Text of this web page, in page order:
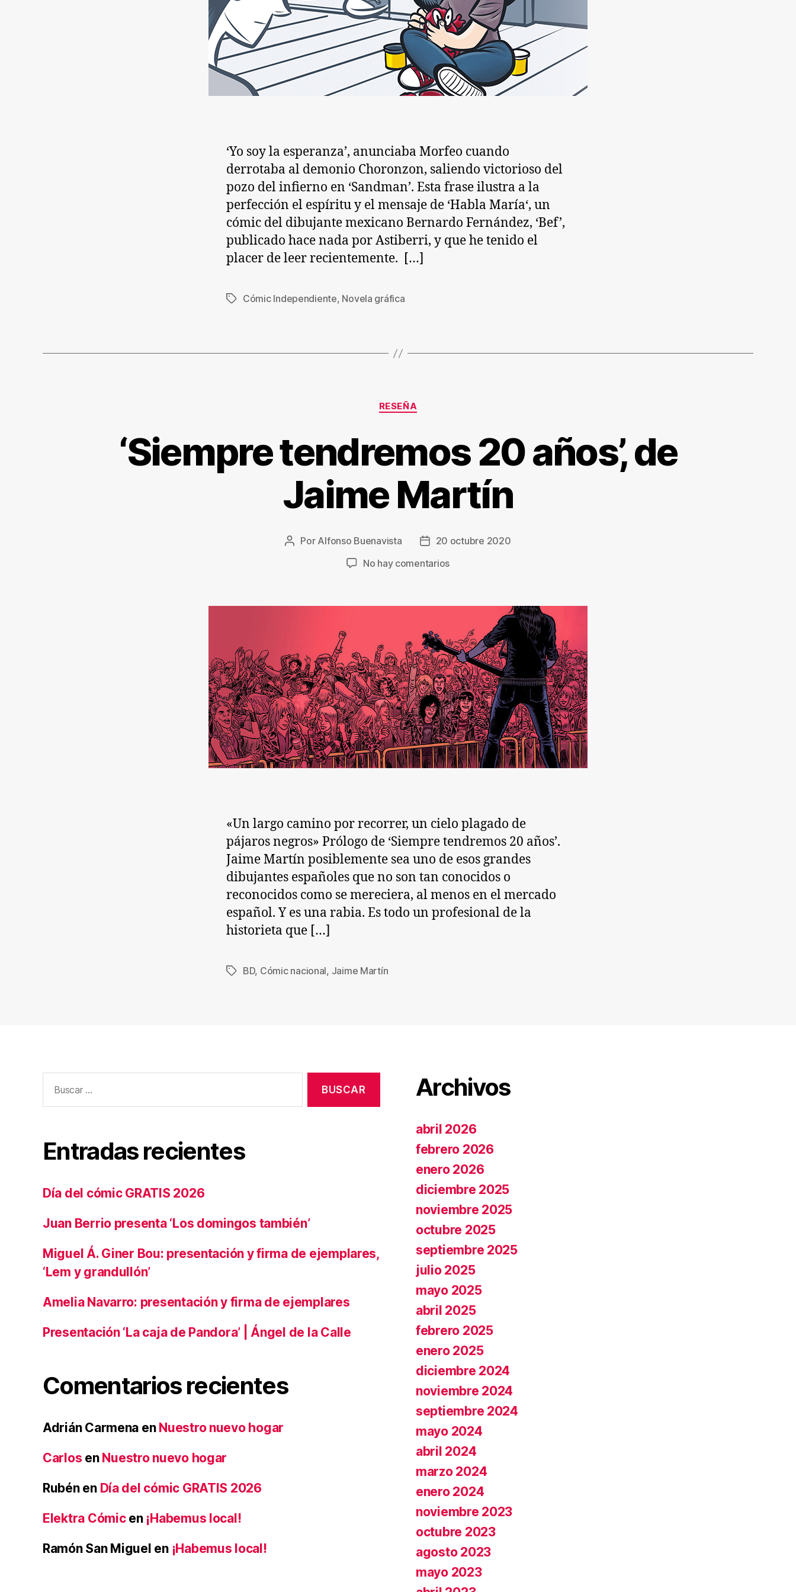
‘Yo soy la esperanza’, anunciaba Morfeo cuando
derrotaba al demonio Choronzon, saliendo victorioso del
pozo del infierno en ‘Sandman’. Esta frase ilustra a la
perfección el espíritu y el mensaje de ‘Habla María‘, un
cómic del dibujante mexicano Bernardo Fernández, ‘Bef’,
publicado hace nada por Astiberri, y que he tenido el
placer de leer recientemente. […]
Etiquetas
Cómic Independiente, Novela gráfica
Categorías
RESEÑA
‘Siempre tendremos 20 años’, de
Jaime Martín
Autor
Por Alfonso Buenavista
Fecha
la
20 octubre 2020
No hay comentariosen
20
Jaime
Martín
«Un largo camino por recorrer, un cielo plagado de
pájaros negros» Prólogo de ‘Siempre tendremos 20 años’.
Jaime Martín posiblemente sea uno de esos grandes
dibujantes españoles que no son tan conocidos o
reconocidos como se mereciera, al menos en el mercado
español. Y es una rabia. Es todo un profesional de la
historieta que […]
Etiquetas
BD, Cómic nacional, Jaime Martín
Entradas recientes
Día del cómic GRATIS 2026
Juan Berrio presenta ‘Los domingos también’
Miguel Á. Giner Bou: presentación y firma de ejemplares,
‘Lem y grandullón’
Amelia Navarro: presentación y firma de ejemplares
Presentación ‘La caja de Pandora’ | Ángel de la Calle
Comentarios recientes
Adrián Carmena en Nuestro nuevo hogar
Carlos en Nuestro nuevo hogar
Rubénen Día del cómic GRATIS 2026
Elektra Cómicen ¡Habemus local!
Ramón San Miguel en ¡Habemus local!
Archivos
abril 2026
febrero 2026
enero 2026
diciembre 2025
noviembre 2025
octubre 2025
septiembre 2025
julio 2025
mayo 2025
abril 2025
febrero 2025
enero 2025
diciembre 2024
noviembre 2024
septiembre 2024
mayo 2024
abril 2024
marzo 2024
enero 2024
noviembre 2023
octubre 2023
agosto 2023
mayo 2023